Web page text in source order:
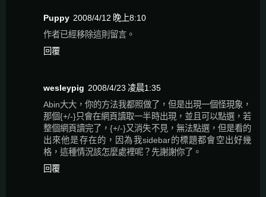
Puppy 2008/4/12 晚上8:10
作者已經移除這則留言。
回覆
wesleypig 2008/4/23 凌晨1:35
Abin大大，你的方法我都照做了，但是出現一個怪現象，
那個{+/-}只會在網頁讀取一半時出現，並且可以點選，若
整個網頁讀完了，{+/-}又消失不見，無法點選，但是看的
出來他是存在的，因為我sidebar的標題都會空出好幾
格，這種情況該怎麼處裡呢？先謝謝你了。
回覆